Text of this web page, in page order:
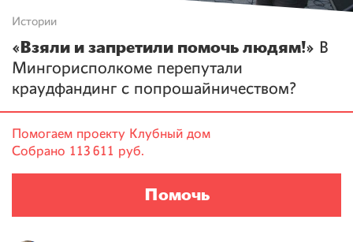
Истории
«Взяли и запретили помочь людям!» В
Мингорисполкоме перепутали
краудфандинг с попрошайничеством?
Помогаем проекту Клубный дом
Собрано 113 611 руб.
Помочь